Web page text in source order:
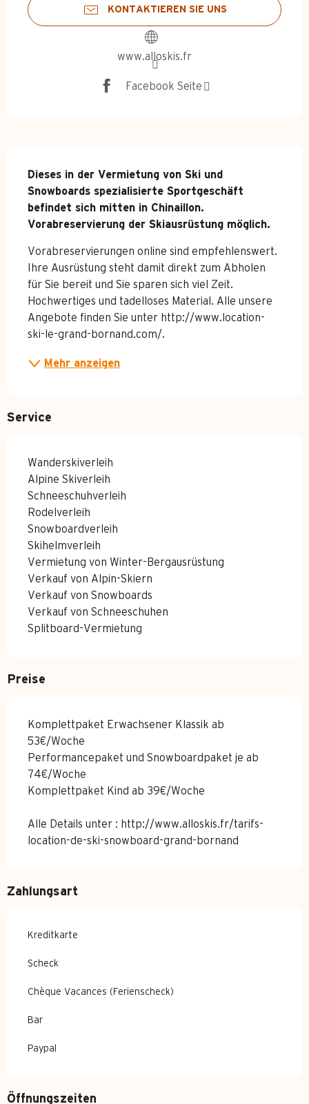
KONTAKTIEREN SIE UNS
www.alloskis.fr
Facebook Seite
Beschreibung
Dieses in der Vermietung von Ski und
Snowboards spezialisierte Sportgeschäft
befindet sich mitten in Chinaillon.
Vorabreservierung der Skiausrüstung möglich.
Vorabreservierungen online sind empfehlenswert.
Ihre Ausrüstung steht damit direkt zum Abholen
für Sie bereit und Sie sparen sich viel Zeit.
Hochwertiges und tadelloses Material. Alle unsere
Angebote finden Sie unter http://www.location-
ski-le-grand-bornand.com/.
Mehr anzeigen
Service
Wanderskiverleih
Alpine Skiverleih
Schneeschuhverleih
Rodelverleih
Snowboardverleih
Skihelmverleih
Vermietung von Winter-Bergausrüstung
Verkauf von Alpin-Skiern
Verkauf von Snowboards
Verkauf von Schneeschuhen
Splitboard-Vermietung
Preise
Komplettpaket Erwachsener Klassik ab
53€/Woche
Performancepaket und Snowboardpaket je ab
74€/Woche
Komplettpaket Kind ab 39€/Woche
Alle Details unter : http://www.alloskis.fr/tarifs-
location-de-ski-snowboard-grand-bornand
Zahlungsart
Kreditkarte
Scheck
Chèque Vacances (Ferienscheck)
Bar
Paypal
Öffnungszeiten